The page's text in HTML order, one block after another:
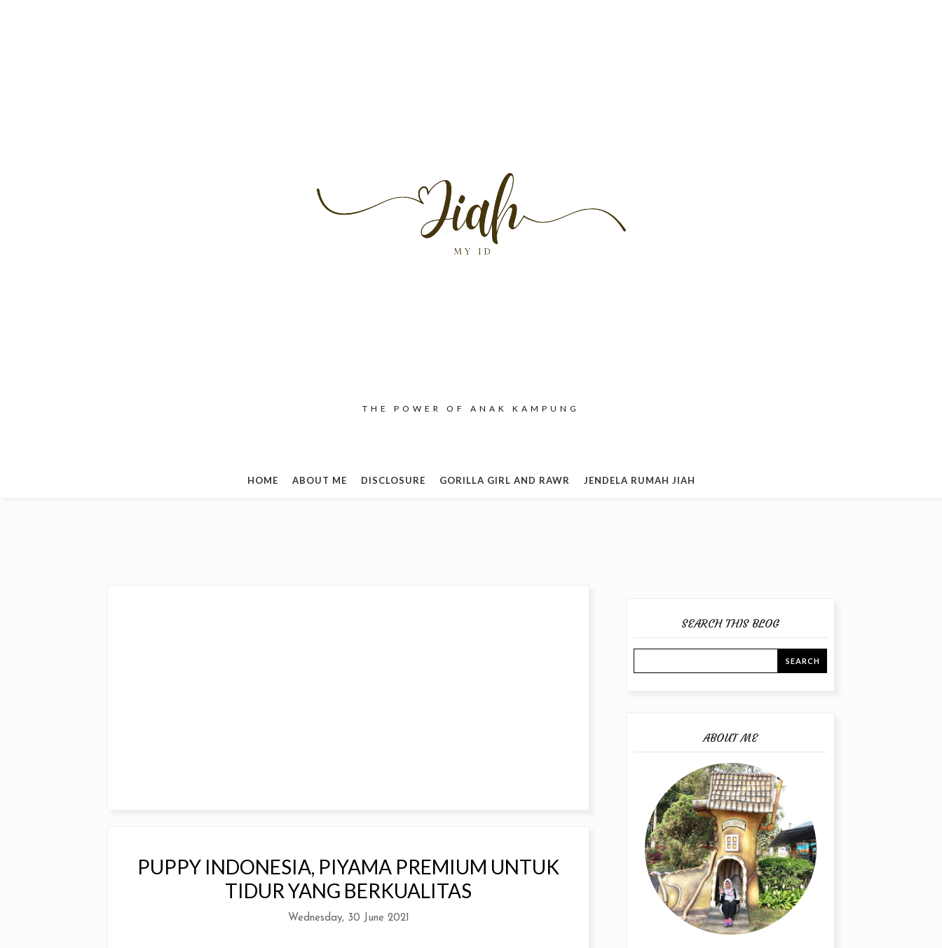
THE POWER OF ANAK KAMPUNG
HOME ABOUT ME DISCLOSURE GORILLA GIRL AND RAWR JENDELA RUMAH JIAH
PUPPY INDONESIA, PIYAMA PREMIUM UNTUK
TIDUR YANG BERKUALITAS
Wednesday, 30 June 2021
SEARCH THIS BLOG
ABOUT ME